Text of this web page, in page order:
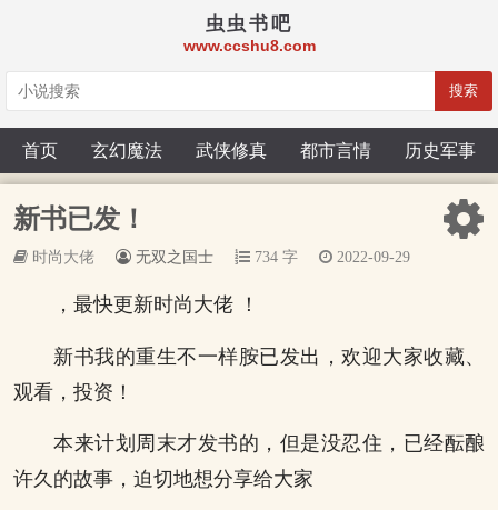
虫虫书吧
www.ccshu8.com
搜索
首页 玄幻魔法 武侠修真 都市言情 历史军事
新书已发！
时尚大佬 无双之国士 734 字 2022-09-29
，最快更新时尚大佬 ！
新书我的重生不一样胺已发出，欢迎大家收藏、
观看，投资！
本来计划周末才发书的，但是没忍住，已经酝酿
许久的故事，迫切地想分享给大家